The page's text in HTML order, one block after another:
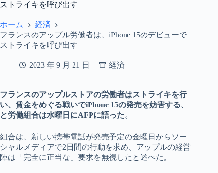
ストライキを呼び出す
ホーム
経済
フランスのアップル労働者は、iPhone 15のデビューで
ストライキを呼び出す
2023 年 9 月 21 日 経済
フランスのアップルストアの労働者はストライキを行
い、賃金をめぐる戦いでiPhone 15の発売を妨害する、
と労働組合は水曜日にAFPに語った。
組合は、新しい携帯電話が発売予定の金曜日からソー
シャルメディアで2日間の行動を求め、アップルの経営
陣は「完全に正当な」要求を無視したと述べた。